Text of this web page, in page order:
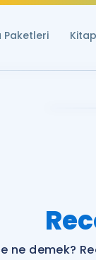
Paketleri
ne demek?